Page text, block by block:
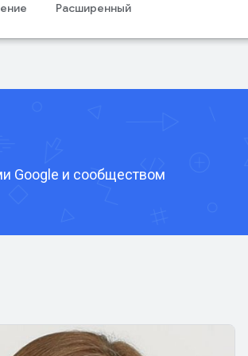
Расширенный
Google и сообществом